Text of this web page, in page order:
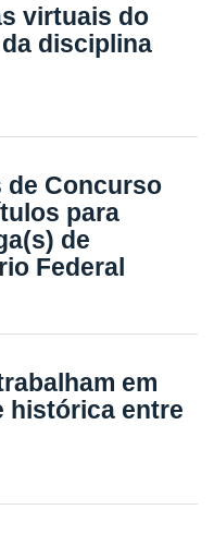
virtuais do
disciplina
de Concurso
para
de
Federal
em
histórica entre